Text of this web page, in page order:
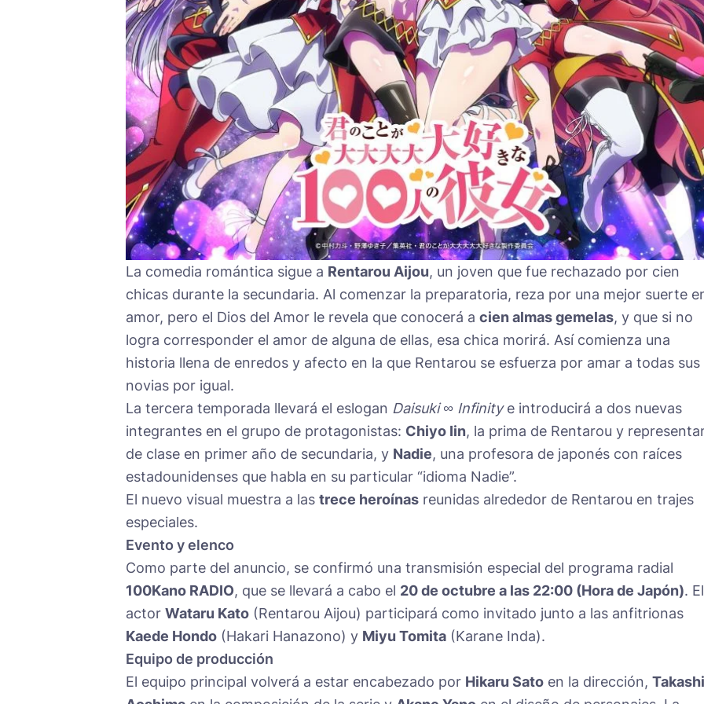
La comedia romántica sigue a Rentarou Aijou, un joven que fue rechazado por cien
chicas durante la secundaria. Al comenzar la preparatoria, reza por una mejor suerte
amor, pero el Dios del Amor le revela que conocerá a cien almas gemelas, y que si no
logra corresponder el amor de alguna de ellas, esa chica morirá. Así comienza una
historia llena de enredos y afecto en la que Rentarou se esfuerza por amar a todas sus
novias por igual.
La tercera temporada llevará el eslogan Daisuki ∞ Infinitye introducirá a dos nuevas
integrantes en el grupo de protagonistas: Chiyo Iin, la prima de Rentarou y
de clase en primer año de secundaria, y Nadie, una profesora de japonés con raíces
estadounidenses que habla en su particular “idioma Nadie”.
El nuevo visual muestra a las trece heroínas reunidas alrededor de Rentarou en trajes
especiales.
Evento y elenco
Como parte del anuncio, se confirmó una transmisión especial del programa radial
100Kano RADIO, que se llevará a cabo el 20 de octubre a las 22:00 (Hora de Japón). El
actor Wataru Kato (Rentarou Aijou) participará como invitado junto a las anfitrionas
Kaede Hondo (Hakari Hanazono) y Miyu Tomita (Karane Inda).
Equipo de producción
El equipo principal volverá a estar encabezado por Hikaru Sato en la dirección, Takashi